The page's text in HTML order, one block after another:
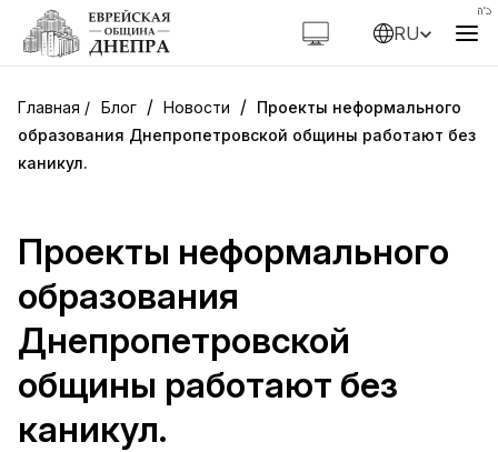
RU
Блог / Новости / Проекты неформального
образования Днепропетровской общины работают без
каникул.
Проекты неформального
образования
Днепропетровской
общины работают без
каникул.